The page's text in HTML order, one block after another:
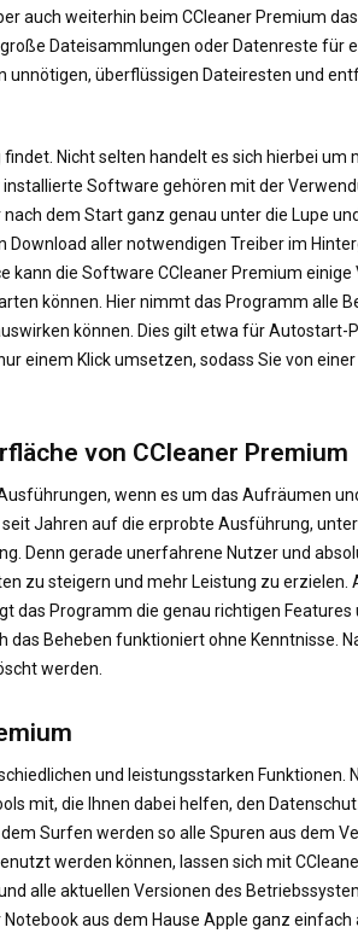
auch weiterhin beim CCleaner Premium
Dateisammlungen oder Datenreste für
überflüssigen Dateiresten und
Nicht selten handelt es sich hierbei um
Software gehören mit der
dem Start ganz genau unter die Lupe
aller notwendigen Treiber im
die Software CCleaner Premium
können. Hier nimmt das Programm alle
können. Dies gilt etwa für
einem Klick umsetzen, sodass Sie von
von CCleaner Premium
wenn es um das Aufräumen
Jahren auf die erprobte Ausführung,
Denn gerade unerfahrene Nutzer und
zu steigern und mehr Leistung zu erzielen.
Programm die genau richtigen
Beheben funktioniert ohne Kenntnisse.
werden.
und leistungsstarken Funktionen.
mit, die Ihnen dabei helfen, den
Surfen werden so alle Spuren aus dem
werden können, lassen sich mit
alle aktuellen Versionen des
aus dem Hause Apple ganz